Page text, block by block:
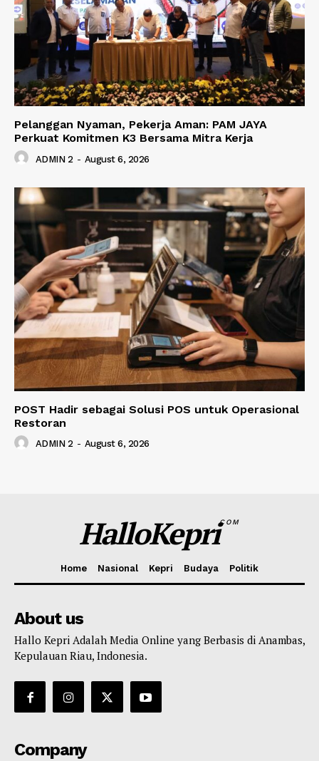
Pelanggan Nyaman, Pekerja Aman: PAM JAYA
Perkuat Komitmen K3 Bersama Mitra Kerja
ADMIN 2 - August 6, 2026
POST Hadir sebagai Solusi POS untuk Operasional
Restoran
ADMIN 2 - August 6, 2026
HalloKepriCOM
Home Nasional Kepri Budaya Politik
About us
Hallo Kepri Adalah Media Online yang Berbasis di Anambas,
Kepulauan Riau, Indonesia.
Company